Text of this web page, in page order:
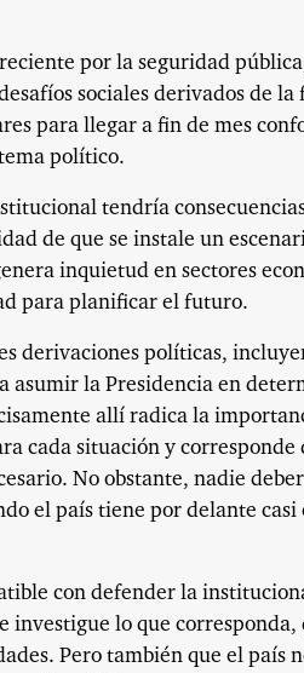
por la seguridad
sociales derivados de
para llegar a fin de mes
político.
tendría
de que se instale un
inquietud en sectores
para planificar el futuro.
derivaciones políticas,
asumir la Presidencia en
allí radica la
cada situación y corresponde
No obstante, nadie
el país tiene por delante casi
con defender la
investigue lo que
Pero también que el país